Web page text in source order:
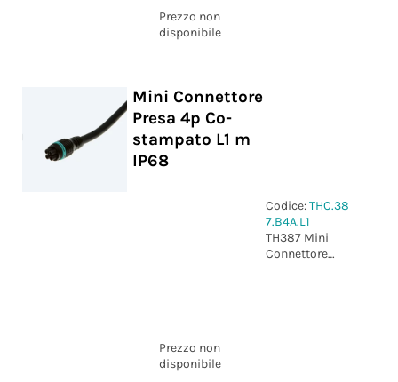
Prezzo non
disponibile
Mini Connettore
Presa 4p Co-
stampato L1 m
IP68
Codice:THC.38
7.B4A.L1
TH387 Mini
Connettore
Prezzo non
disponibile